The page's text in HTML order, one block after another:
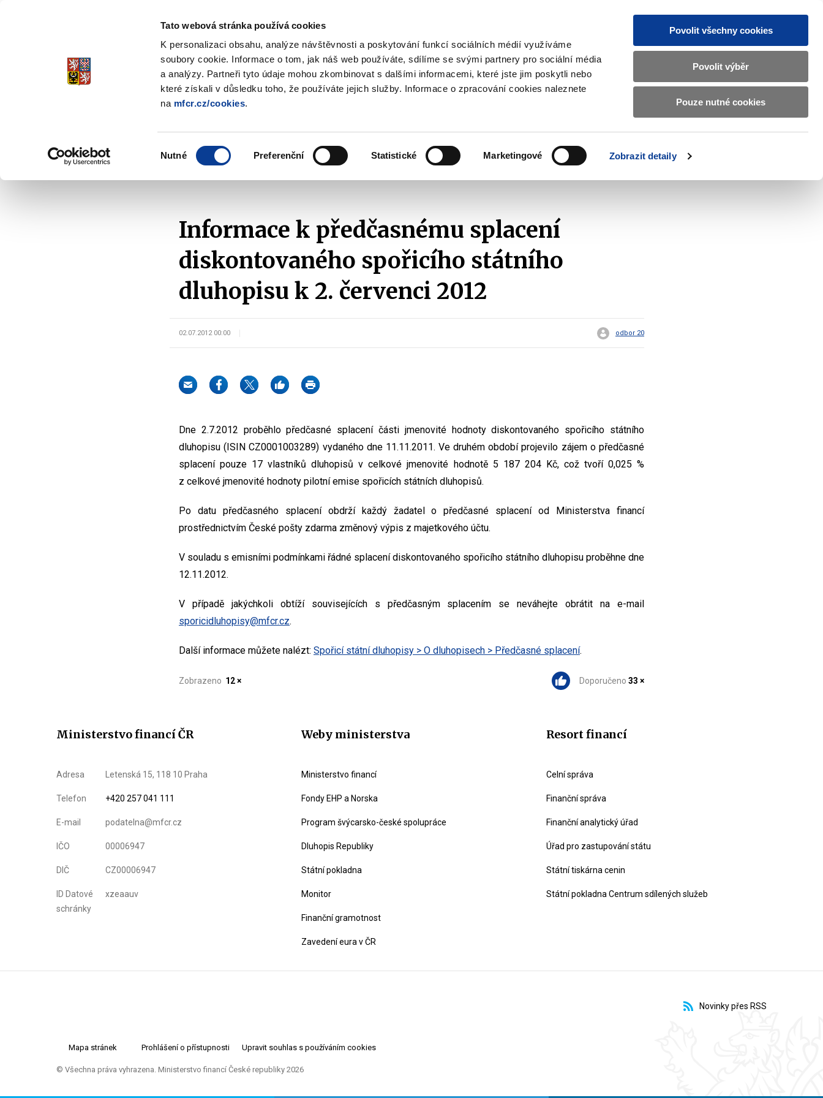
Tato webová stránka používá cookies
K personalizaci obsahu, analýze návštěvnosti a poskytování funkcí sociálních médií využíváme
soubory cookie. Informace o tom, jak náš web používáte, sdílíme se svými partnery pro sociální média
a analýzy. Partneři tyto údaje mohou zkombinovat s dalšími informacemi, které jste jim poskytli nebo
které získali v důsledku toho, že používáte jejich služby. Informace o zpracování cookies naleznete
na mfcr.cz/cookies.
Nutné Preferenční Statistické Marketingové Zobrazit detaily
Povolit všechny cookies
Povolit výběr
Pouze nutné cookies
Spořicí státní dluhopisy
Stabilita, Spolehlivost, Důvěryhodnost Vyhledat
Pohybujte
šipkami
pro
MAJETKOVÝ ÚČET
submenu
dluhopisech
submenu
investovat
submenu
Užitečné
submenu
a
oznámení
Kontakty
Informace k předčasnému splacení
diskontovaného spořicího státního
dluhopisu k 2. červenci 2012
02.07.2012 00:00 odbor 20
Dne 2.7.2012 proběhlo předčasné splacení části jmenovité hodnoty diskontovaného spořicího státního
dluhopisu (ISIN CZ0001003289) vydaného dne 11.11.2011. Ve druhém období projevilo zájem o předčasné
splacení pouze 17 vlastníků dluhopisů v celkové jmenovité hodnotě 5 187 204 Kč, což tvoří 0,025 %
z celkové jmenovité hodnoty pilotní emise spořicích státních dluhopisů.
Po datu předčasného splacení obdrží každý žadatel o předčasné splacení od Ministerstva financí
prostřednictvím České pošty zdarma změnový výpis z majetkového účtu.
V souladu s emisními podmínkami řádné splacení diskontovaného spořicího státního dluhopisu proběhne dne
12.11.2012.
V případě jakýchkoli obtíží souvisejících s předčasným splacením se neváhejte obrátit na e-mail
sporicidluhopisy@mfcr.cz.
Další informace můžete nalézt: Spořicí státní dluhopisy > O dluhopisech > Předčasné splacení.
Zobrazeno 12 × Doporučeno 33 ×
Ministerstvo financí ČR
Adresa Letenská 15, 118 10 Praha
Telefon +420 257 041 111
E-mail podatelna@mfcr.cz
IČO 00006947
DIČ CZ00006947
ID Datové
schránky
xzeaauv
Weby ministerstva
Ministerstvo financí
Fondy EHP a Norska
Program švýcarsko-české spolupráce
Dluhopis Republiky
Státní pokladna
Monitor
Finanční gramotnost
Zavedení eura v ČR
Resort financí
Celní správa
Finanční správa
Finanční analytický úřad
Úřad pro zastupování státu
Státní tiskárna cenin
Státní pokladna Centrum sdílených služeb
Novinky přes RSS
Mapa stránek Prohlášení o přístupnosti Upravit souhlas s používáním cookies
© Všechna práva vyhrazena. Ministerstvo financí České republiky 2026